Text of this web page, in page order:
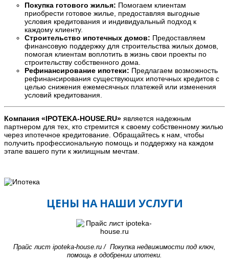
Покупка готового жилья: Помогаем клиентам
приобрести готовое жилье, предоставляя выгодные
условия кредитования и индивидуальный подход к
каждому клиенту.
Строительство ипотечных домов: Предоставляем
финансовую поддержку для строительства жилых домов,
помогая клиентам воплотить в жизнь свои проекты по
строительству собственного дома.
Рефинансирование ипотеки: Предлагаем возможность
рефинансирования существующих ипотечных кредитов с
целью снижения ежемесячных платежей или изменения
условий кредитования.
Компания «IPOTEKA-HOUSE.RU» является надежным
партнером для тех, кто стремится к своему собственному жилью
через ипотечное кредитование. Обращайтесь к нам, чтобы
получить профессиональную помощь и поддержку на каждом
этапе вашего пути к жилищным мечтам.
ЦЕНЫ НА НАШИ УСЛУГИ
Прайс лист ipoteka-house.ru / Покупка недвижимости под ключ,
помощь в одобрении ипотеки.